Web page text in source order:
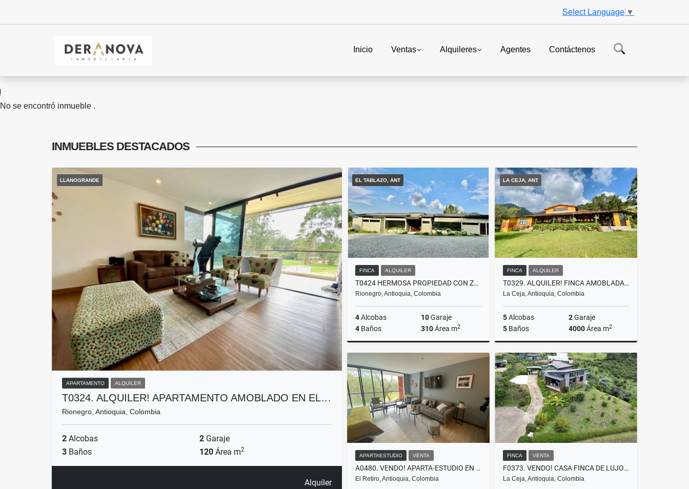
Select Language ▼
Inicio Ventas Alquileres Agentes Contáctenos
No se encontró inmueble .
INMUEBLES DESTACADOS
LLANOGRANDE
APARTAMENTO ALQUILER
T0324. ALQUILER! APARTAMENTO AMOBLADO EN EL…
Rionegro, Antioquia, Colombia
2 Alcobas 2 Garaje
3 Baños 120 Área m2
Alquiler
EL TABLAZO, ANT
FINCA ALQUILER
T0424 HERMOSA PROPIEDAD CON ZONAS VERDES EN EL TABLAZO ANTIOQUIA
Rionegro, Antioquia, Colombia
4Alcobas 10Garaje
4 Baños 310Área m2
Alquiler
$14.500.000
LA CEJA, ANT
FINCA ALQUILER
T0329. ALQUILER! FINCA AMOBLADA CON EXCELENTE ÁREA SECTOR LA CEJA
La Ceja, Antioquia, Colombia
5Alcobas 2Garaje
5 Baños 4000Área m2
Alquiler
$6.900.000
APARTAESTUDIO VENTA
A0480. VENDO! APARTA-ESTUDIO EN EXCLUSIVO SECTOR DEL RETIRO
El Retiro, Antioquia, Colombia
FINCA VENTA
F0373. VENDO! CASA FINCA DE LUJO VÍA LA CEJA - SAN ANTONIO
La Ceja, Antioquia, Colombia